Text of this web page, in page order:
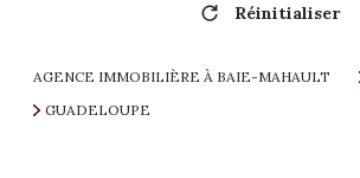
Réinitialiser
AGENCE IMMOBILIÈRE À BAIE-MAHAULT
GUADELOUPE